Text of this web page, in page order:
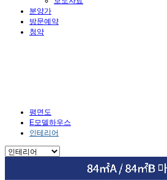
분양가
방문예약
청약
평면도
E모델하우스
인테리어